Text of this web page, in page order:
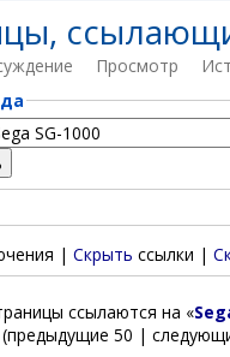
Просмотр
| Скрыть ссылки |
ссылаются на «
50 |